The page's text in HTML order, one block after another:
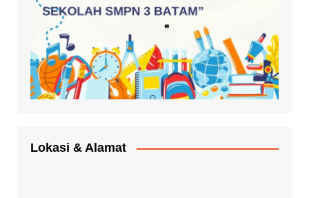
Lokasi & Alamat